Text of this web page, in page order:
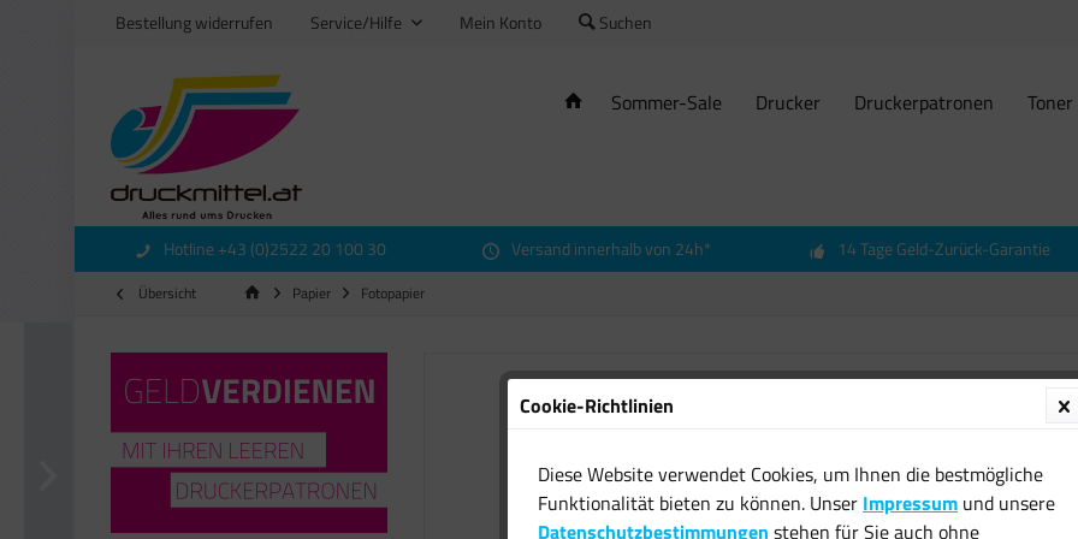
Bestellung widerrufen Service/Hilfe Mein Konto Suchen
Sommer-Sale Drucker Druckerpatronen Toner
Hotline +43 (0)2522 20 100 30 Versand innerhalb von 24h* 14 Tage Geld-Zurück-Garantie
Übersicht Papier Fotopapier
B1
70,58 €
inkl. MwSt.
Cookie-Richtlinien
Diese Website verwendet Cookies, um Ihnen die bestmögliche
Funktionalität bieten zu können. Unser Impressum und unsere
Datenschutzbestimmungen stehen für Sie auch ohne